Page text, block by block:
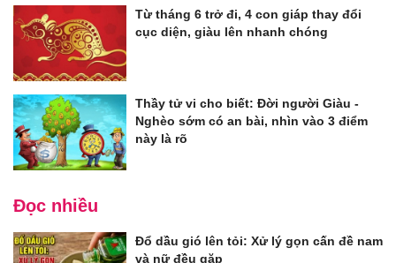
Từ tháng 6 trở đi, 4 con giáp thay đổi
cục diện, giàu lên nhanh chóng
Thầy tử vi cho biết: Đời người Giàu -
Nghèo sớm có an bài, nhìn vào 3 điểm
này là rõ
Đọc nhiều
Đổ dầu gió lên tỏi: Xử lý gọn cấn đề nam
và nữ đều gặp